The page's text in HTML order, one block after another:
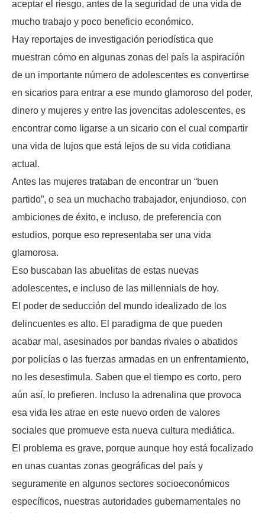
aceptar el riesgo, antes de la seguridad de una vida de
mucho trabajo y poco beneficio económico.
Hay reportajes de investigación periodística que
muestran cómo en algunas zonas del país la aspiración
de un importante número de adolescentes es convertirse
en sicarios para entrar a ese mundo glamoroso del poder,
dinero y mujeres y entre las jovencitas adolescentes, es
encontrar como ligarse a un sicario con el cual compartir
una vida de lujos que está lejos de su vida cotidiana
actual.
Antes las mujeres trataban de encontrar un “buen
partido”, o sea un muchacho trabajador, enjundioso, con
ambiciones de éxito, e incluso, de preferencia con
estudios, porque eso representaba ser una vida
glamorosa.
Eso buscaban las abuelitas de estas nuevas
adolescentes, e incluso de las millennials de hoy.
El poder de seducción del mundo idealizado de los
delincuentes es alto. El paradigma de que pueden
acabar mal, asesinados por bandas rivales o abatidos
por policías o las fuerzas armadas en un enfrentamiento,
no les desestimula. Saben que el tiempo es corto, pero
aún así, lo prefieren. Incluso la adrenalina que provoca
esa vida les atrae en este nuevo orden de valores
sociales que promueve esta nueva cultura mediática.
El problema es grave, porque aunque hoy está focalizado
en unas cuantas zonas geográficas del país y
seguramente en algunos sectores socioeconómicos
específicos, nuestras autoridades gubernamentales no